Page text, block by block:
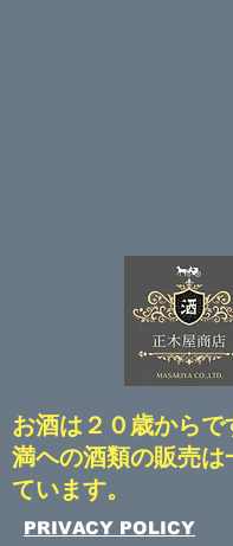
お酒は２０歳からで
満ヘの酒類の販売は
ています。
​PRIVACY POLICY